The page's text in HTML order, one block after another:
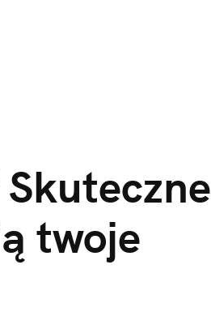
twoje